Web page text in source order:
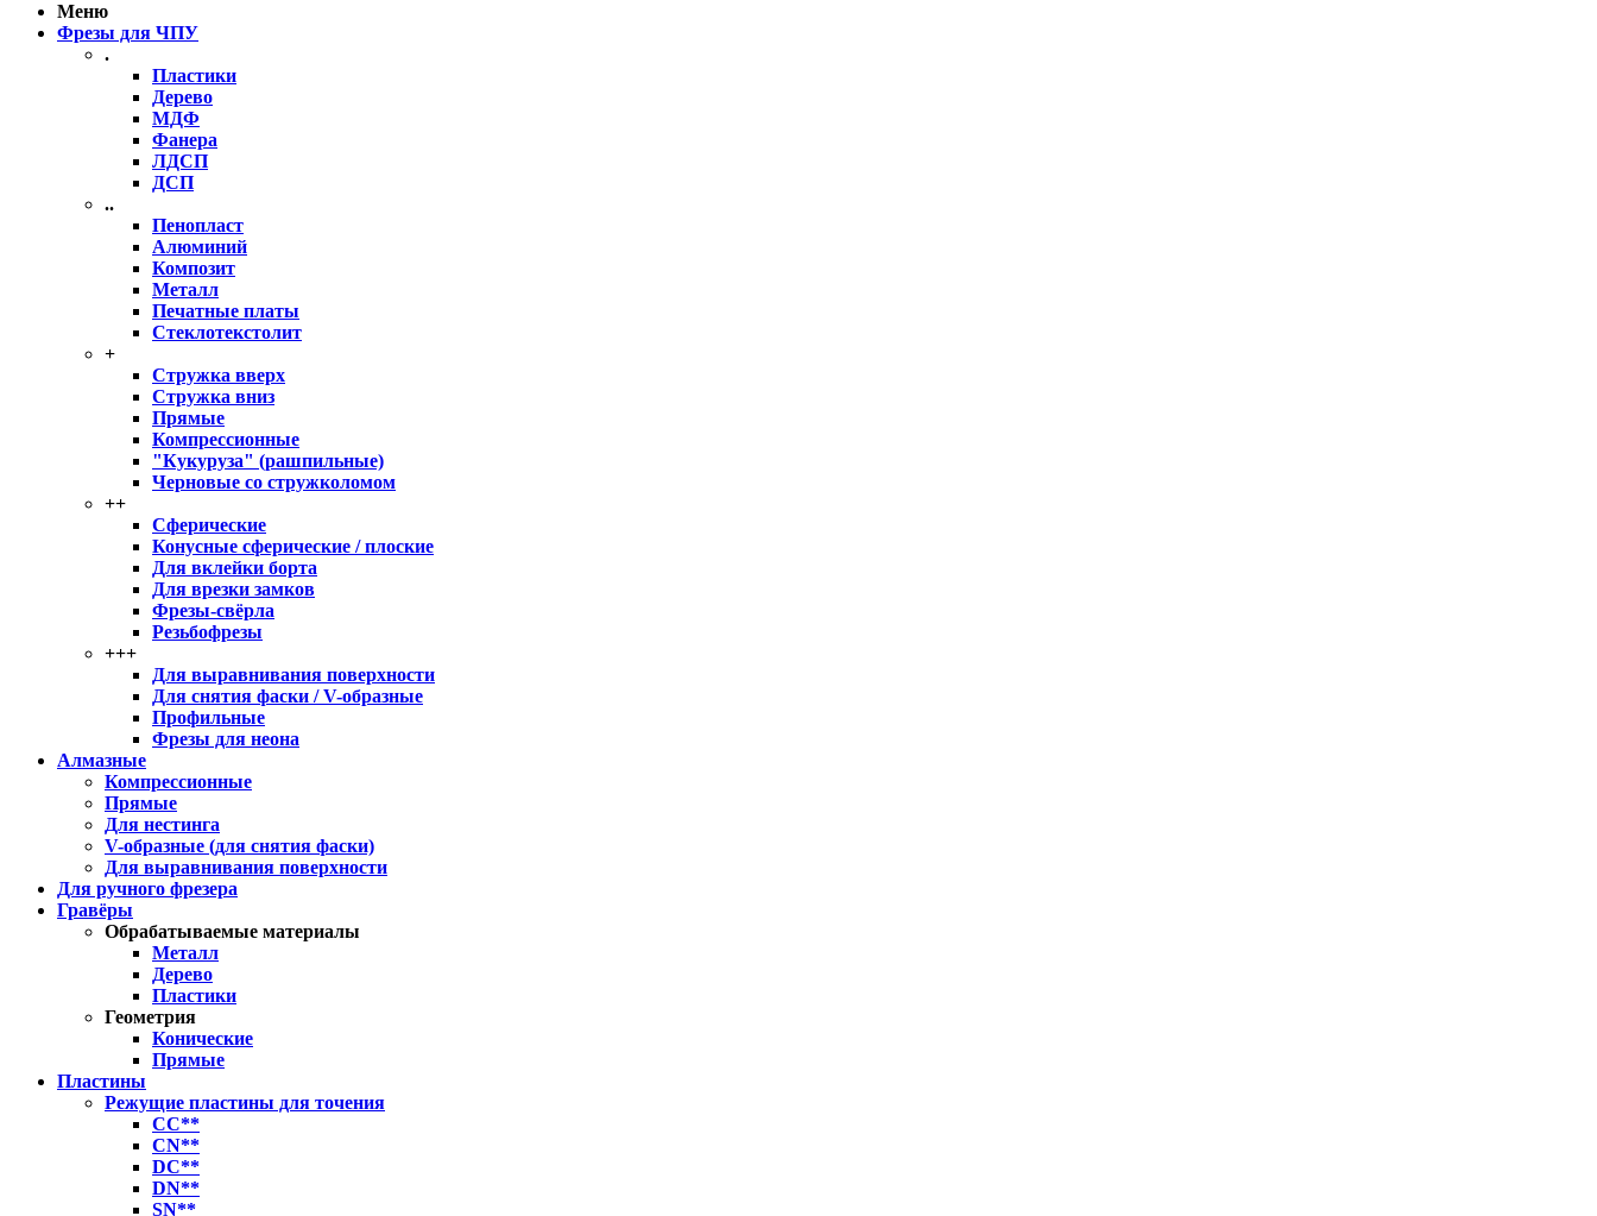
Меню
Фрезы для ЧПУ
.
Пластики
Дерево
МДФ
Фанера
ЛДСП
ДСП
..
Пенопласт
Алюминий
Композит
Металл
Печатные платы
Стеклотекстолит
+
Стружка вверх
Стружка вниз
Прямые
Компрессионные
"Кукуруза" (рашпильные)
Черновые со стружколомом
++
Сферические
Конусные сферические / плоские
Для вклейки борта
Для врезки замков
Фрезы-свёрла
Резьбофрезы
+++
Для выравнивания поверхности
Для снятия фаски / V-образные
Профильные
Фрезы для неона
Алмазные
Компрессионные
Прямые
Для нестинга
V-образные (для снятия фаски)
Для выравнивания поверхности
Для ручного фрезера
Гравёры
Обрабатываемые материалы
Металл
Дерево
Пластики
Геометрия
Конические
Прямые
Пластины
Режущие пластины для точения
CC**
CN**
DC**
DN**
SN**